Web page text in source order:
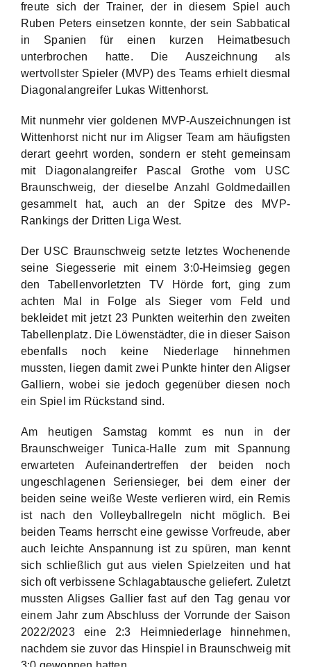
freute sich der Trainer, der in diesem Spiel auch
Ruben Peters einsetzen konnte, der sein Sabbatical
in Spanien für einen kurzen Heimatbesuch
unterbrochen hatte. Die Auszeichnung als
wertvollster Spieler (MVP) des Teams erhielt diesmal
Diagonalangreifer Lukas Wittenhorst.
Mit nunmehr vier goldenen MVP-Auszeichnungen ist
Wittenhorst nicht nur im Aligser Team am häufigsten
derart geehrt worden, sondern er steht gemeinsam
mit Diagonalangreifer Pascal Grothe vom USC
Braunschweig, der dieselbe Anzahl Goldmedaillen
gesammelt hat, auch an der Spitze des MVP-
Rankings der Dritten Liga West.
Der USC Braunschweig setzte letztes Wochenende
seine Siegesserie mit einem 3:0-Heimsieg gegen
den Tabellenvorletzten TV Hörde fort, ging zum
achten Mal in Folge als Sieger vom Feld und
bekleidet mit jetzt 23 Punkten weiterhin den zweiten
Tabellenplatz. Die Löwenstädter, die in dieser Saison
ebenfalls noch keine Niederlage hinnehmen
mussten, liegen damit zwei Punkte hinter den Aligser
Galliern, wobei sie jedoch gegenüber diesen noch
ein Spiel im Rückstand sind.
Am heutigen Samstag kommt es nun in der
Braunschweiger Tunica-Halle zum mit Spannung
erwarteten Aufeinandertreffen der beiden noch
ungeschlagenen Seriensieger, bei dem einer der
beiden seine weiße Weste verlieren wird, ein Remis
ist nach den Volleyballregeln nicht möglich. Bei
beiden Teams herrscht eine gewisse Vorfreude, aber
auch leichte Anspannung ist zu spüren, man kennt
sich schließlich gut aus vielen Spielzeiten und hat
sich oft verbissene Schlagabtausche geliefert. Zuletzt
mussten Aligses Gallier fast auf den Tag genau vor
einem Jahr zum Abschluss der Vorrunde der Saison
2022/2023 eine 2:3 Heimniederlage hinnehmen,
nachdem sie zuvor das Hinspiel in Braunschweig mit